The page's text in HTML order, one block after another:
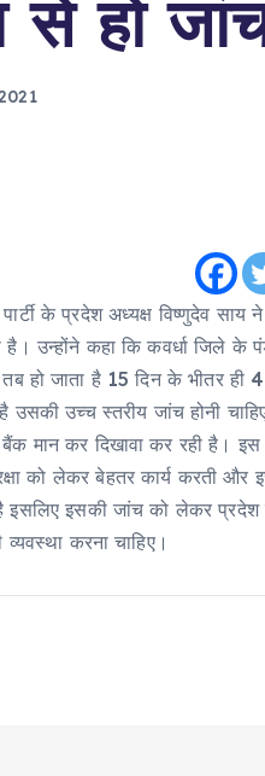
से हो
के प्रदेश अध्यक्ष विष्णुदेव
है। उन्होंने कहा कि कवर्धा जिले के
हो जाता है 15 दिन के भीतर ही
है उसकी उच्च स्तरीय जांच होनी
मान कर दिखावा कर रही है। इस
को लेकर बेहतर कार्य करती और
इसलिए इसकी जांच को लेकर
करना चाहिए।